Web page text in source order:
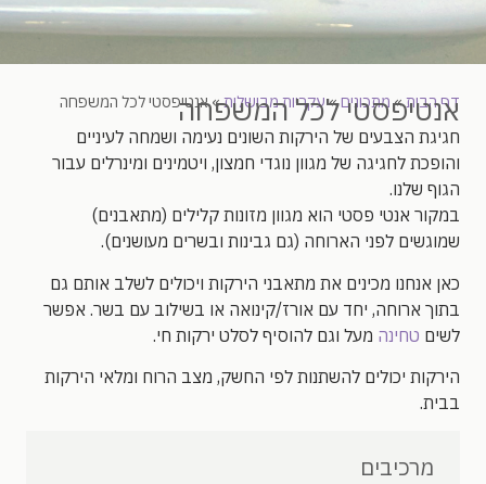
דף הבית»מתכונים»עקריות מבושלות»אנטיפסטי לכל המשפחהאנטיפסטי לכל המשפחה
חגיגת הצבעים של הירקות השונים נעימה ושמחה לעיניים
והופכת לחגיגה של מגוון נוגדי חמצון, ויטמינים ומינרלים עבור
הגוף שלנו.
במקור אנטי פסטי הוא מגוון מזונות קלילים (מתאבנים)
שמוגשים לפני הארוחה (גם גבינות ובשרים מעושנים).
כאן אנחנו מכינים את מתאבני הירקות ויכולים לשלב אותם גם
בתוך ארוחה, יחד עם אורז/קינואה או בשילוב עם בשר. אפשר
לשים טחינה מעל וגם להוסיף לסלט ירקות חי.
הירקות יכולים להשתנות לפי החשק, מצב הרוח ומלאי הירקות
בבית.
מרכיבים